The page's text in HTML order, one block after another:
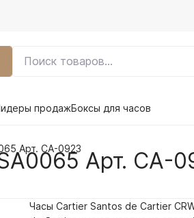
продажБоксы для часов
Арт. CA-0923 Арт. CA-
Часы Cartier Santos de Cartier